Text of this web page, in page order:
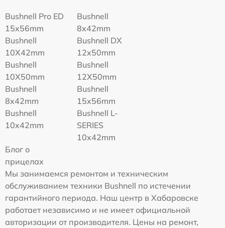
Bushnell Pro ED
15x56mm
Bushnell
8x42mm
Bushnell
10X42mm
Bushnell DX
12x50mm
Bushnell
10X50mm
Bushnell
12X50mm
Bushnell
8x42mm
Bushnell
15x56mm
Bushnell
10x42mm
Bushnell L-
SERIES
10x42mm
Блог о
прицелах
Мы занимаемся ремонтом и техническим
обслуживанием техники Bushnell по истечении
гарантийного периода. Наш центр в Хабаровске
работает независимо и не имеет официальной
авторизации от производителя. Цены на ремонт,